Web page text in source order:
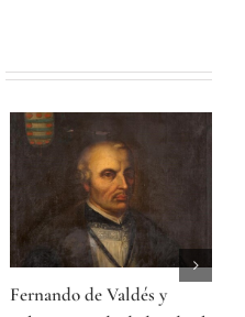
Fernando de Valdés y